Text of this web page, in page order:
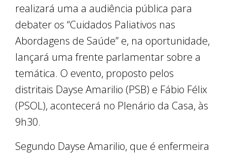
realizará uma a audiência pública para
debater os “Cuidados Paliativos nas
Abordagens de Saúde” e, na oportunidade,
lançará uma frente parlamentar sobre a
temática. O evento, proposto pelos
distritais Dayse Amarilio (PSB) e Fábio Félix
(PSOL), acontecerá no Plenário da Casa, às
9h30.
Segundo Dayse Amarilio, que é enfermeira